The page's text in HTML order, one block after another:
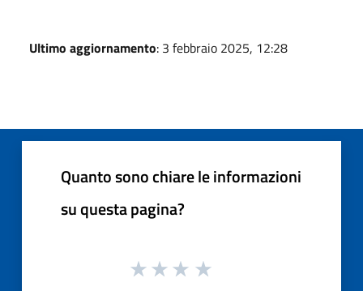
Ultimo aggiornamento: 3 febbraio 2025, 12:28
Quanto sono chiare le informazioni
su questa pagina?